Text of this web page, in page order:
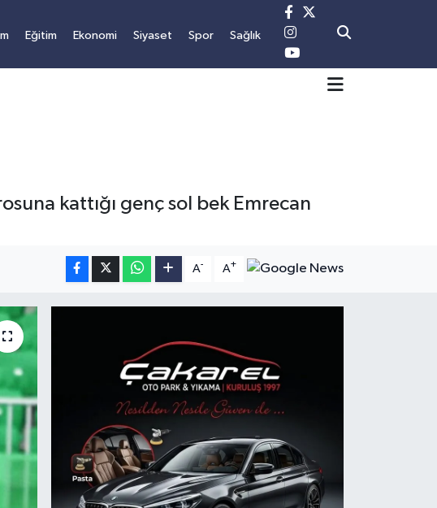
Eğitim Ekonomi Siyaset Spor Sağlık
kattığı genç sol bek Emrecan
A- A+